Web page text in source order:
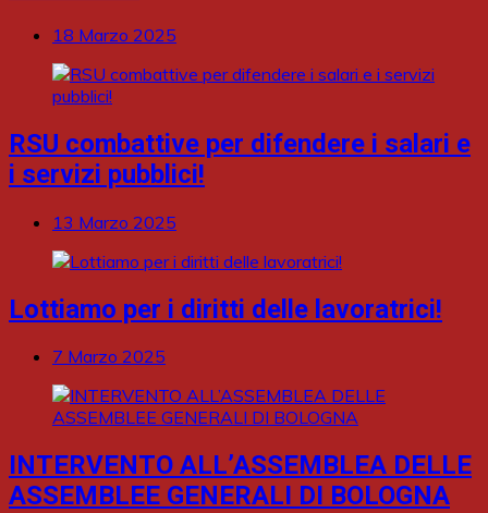
18 Marzo 2025
RSU combattive per difendere i salari e
i servizi pubblici!
13 Marzo 2025
Lottiamo per i diritti delle lavoratrici!
7 Marzo 2025
INTERVENTO ALL’ASSEMBLEA DELLE
ASSEMBLEE GENERALI DI BOLOGNA